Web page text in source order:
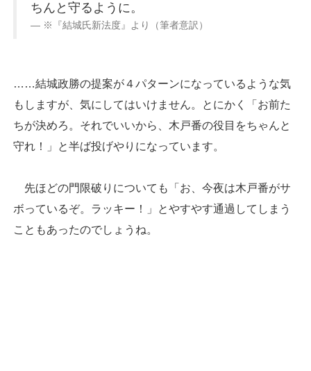
ちんと守るように。
※『結城氏新法度』より（筆者意訳）
……結城政勝の提案が４パターンになっているような気
もしますが、気にしてはいけません。とにかく「お前た
ちが決めろ。それでいいから、木戸番の役目をちゃんと
守れ！」と半ば投げやりになっています。
先ほどの門限破りについても「お、今夜は木戸番がサ
ボっているぞ。ラッキー！」とやすやす通過してしまう
こともあったのでしょうね。